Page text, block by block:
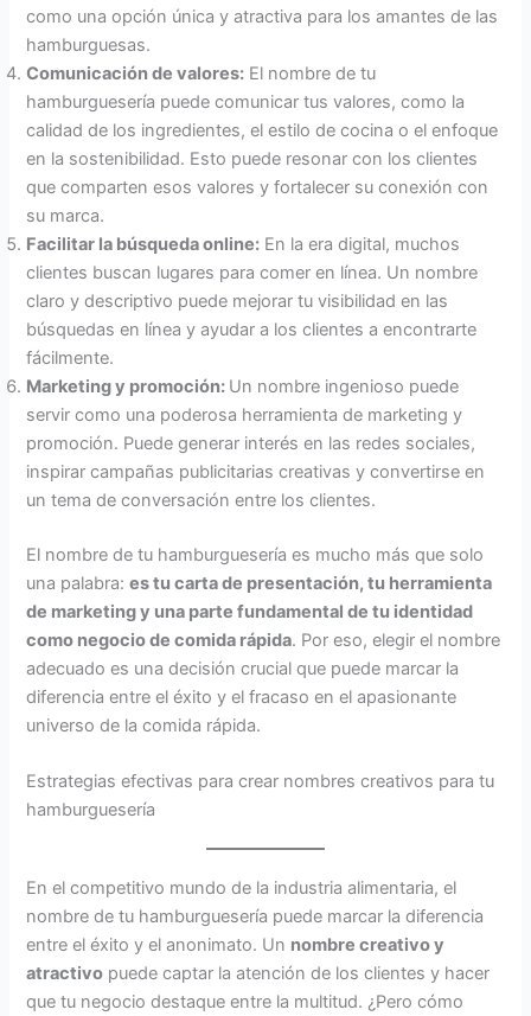
como una opción única y atractiva para los amantes de las
hamburguesas.
Comunicación devalores: El nombre de tu
hamburguesería puede comunicar tus valores, como la
calidad de los ingredientes, el estilo de cocina o el enfoque
en la sostenibilidad. Esto puede resonar con los clientes
que comparten esos valores y fortalecer su conexión con
su marca.
Facilitar la búsqueda online: En la era digital, muchos
clientes buscan lugares para comer en línea. Un nombre
claro y descriptivo puede mejorar tu visibilidad en las
búsquedas en línea y ayudar a los clientes a encontrarte
fácilmente.
Marketing y promoción: Un nombre ingenioso puede
servir como una poderosa herramienta de marketing y
promoción. Puede generar interés en las redes sociales,
inspirar campañas publicitarias creativas y convertirse en
un tema de conversación entre los clientes.
El nombre de tu hamburguesería es mucho más que solo
una palabra:es tu carta de presentación, tu herramienta
de marketing y una parte fundamental de tu identidad
como negocio de comida rápida. Por eso, elegir el nombre
adecuado es una decisión crucial que puede marcar la
diferencia entre el éxito y el fracaso en el apasionante
universo de la comida rápida.
Estrategias efectivas para crear nombres creativos para tu
hamburguesería
En el competitivo mundo de la industria alimentaria, el
nombre de tu hamburguesería puede marcar la diferencia
entre el éxito y el anonimato. Un nombre creativo y
atractivo puede captar la atención de los clientes y hacer
que tu negocio destaque entre la multitud. ¿Pero cómo